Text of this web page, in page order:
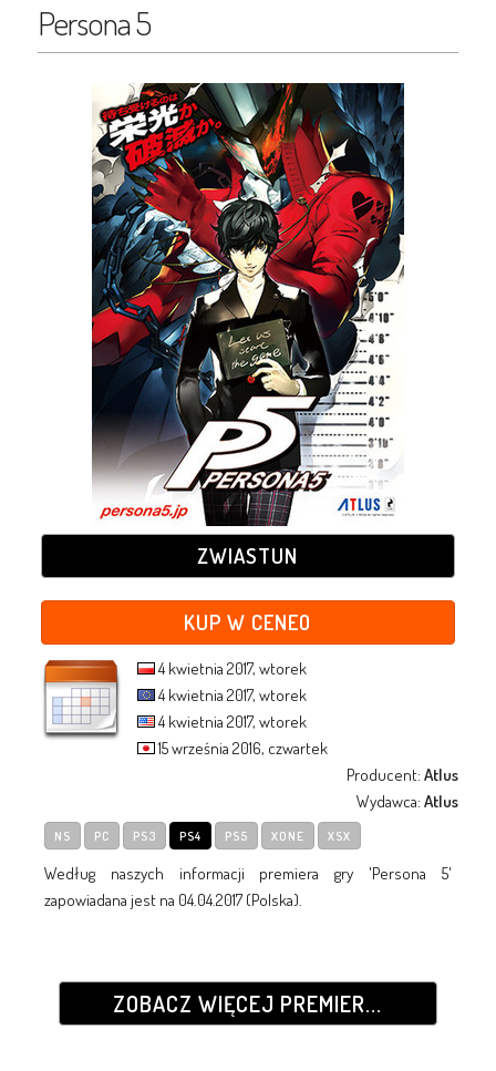
Persona 5
ZWIASTUN
KUP W CENEO
4 kwietnia 2017, wtorek
4 kwietnia 2017, wtorek
4 kwietnia 2017, wtorek
15 września 2016, czwartek
Producent:Atlus
Wydawca:Atlus
NS PC PS3 PS4 PS5 XONE XSX
Według naszych informacji premiera gry 'Persona 5'
zapowiadana jest na 04.04.2017 (Polska).
ZOBACZ WIĘCEJ PREMIER...